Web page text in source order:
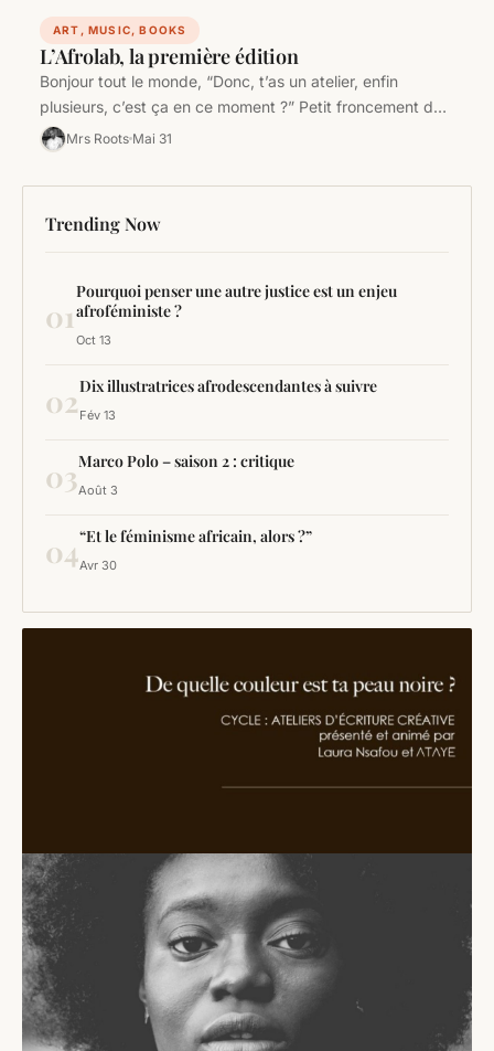
ART, MUSIC, BOOKS
L’Afrolab, la première édition
Bonjour tout le monde, “Donc, t’as un atelier, enfin
plusieurs, c’est ça en ce moment ?” Petit froncement de
sourcils…
Mrs Roots Mai 31
Trending Now
01
Pourquoi penser une autre justice est un enjeu
afroféministe ?
Oct 13
02Dix illustratrices afrodescendantes à suivre
Fév 13
03Marco Polo – saison 2 : critique
Août 3
04“Et le féminisme africain, alors ?”
Avr 30